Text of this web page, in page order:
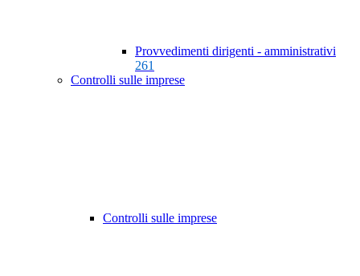
Provvedimenti dirigenti - amministrativi
261
Controlli sulle imprese
Controlli sulle imprese